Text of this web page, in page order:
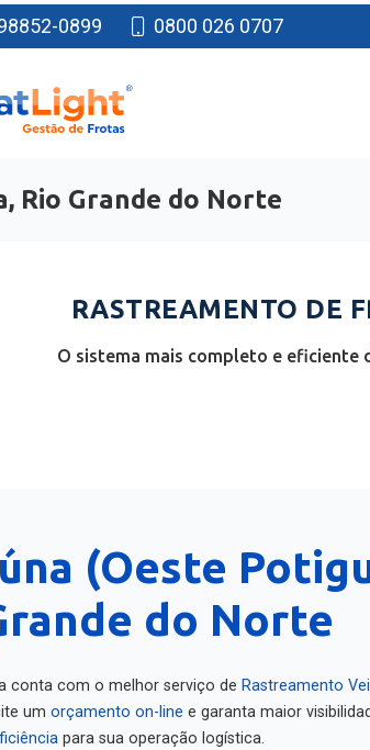
0899 0800 026 0707
Rio Grande do Norte
RASTREAMENTO DE
O sistema mais completo e eficiente
(Oeste
do Norte
conta com o melhor serviço de Rastreamento
um orçamento on-line e garanta maior
para sua operação logística.